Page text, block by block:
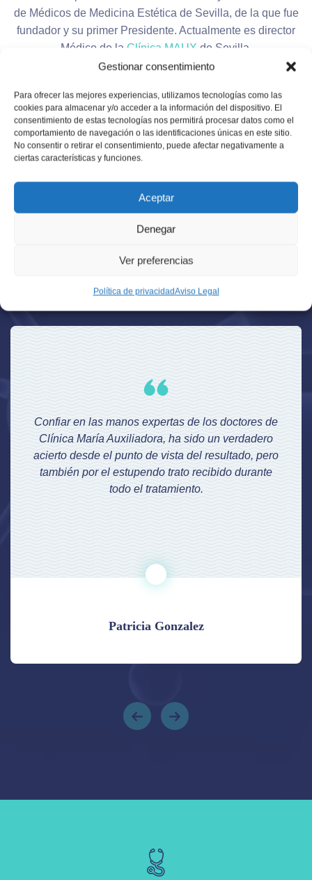
Gestionar consentimiento
Para ofrecer las mejores experiencias, utilizamos tecnologías como las
cookies para almacenar y/o acceder a la información del dispositivo. El
consentimiento de estas tecnologías nos permitirá procesar datos como el
comportamiento de navegación o las identificaciones únicas en este sitio.
No consentir o retirar el consentimiento, puede afectar negativamente a
ciertas características y funciones.
Aceptar
Denegar
Ver preferencias
Política de privacidadAviso Legal
de Médicos de Medicina Estética de Sevilla, de la que fue
fundador y su primer Presidente. Actualmente es director
Médico de la Clínica MAUX de Sevilla.
facial,hilos tensores,flacidezo técnicasláser,entre
muchas otras.
Reseñas
La opinión de nuestros
pacientes nos importa
Confiar en las manos expertas de los doctores de
Clínica María Auxiliadora, ha sido un verdadero
acierto desde el punto de vista del resultado, pero
también por el estupendo trato recibido durante
todo el tratamiento.
Patricia Gonzalez